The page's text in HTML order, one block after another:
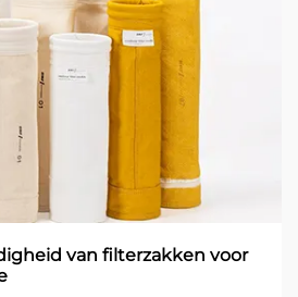
van filterzakken voor